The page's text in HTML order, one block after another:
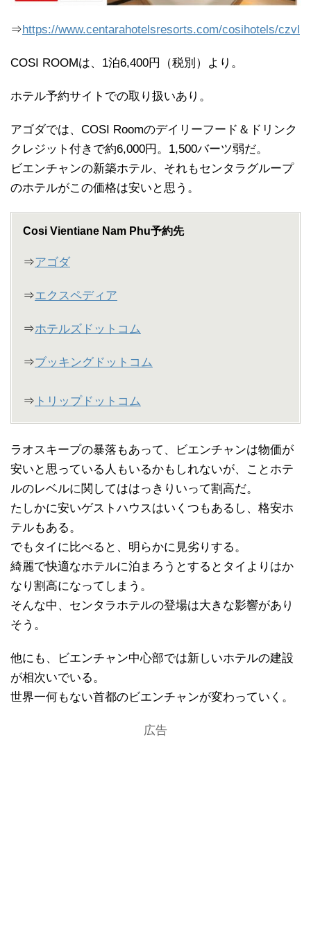
⇒https://www.centarahotelsresorts.com/cosihotels/czvl
COSI ROOMは、1泊6,400円（税別）より。
ホテル予約サイトでの取り扱いあり。
アゴダでは、COSI Roomのデイリーフード＆ドリンク
クレジット付きで約6,000円。1,500バーツ弱だ。
ビエンチャンの新築ホテル、それもセンタラグループ
のホテルがこの価格は安いと思う。
Cosi Vientiane Nam Phu予約先
⇒アゴダ
⇒エクスペディア
⇒ホテルズドットコム
⇒ブッキングドットコム
⇒ トリップドットコム
ラオスキープの暴落もあって、ビエンチャンは物価が
安いと思っている人もいるかもしれないが、ことホテ
ルのレベルに関してははっきりいって割高だ。
たしかに安いゲストハウスはいくつもあるし、格安ホ
テルもある。
でもタイに比べると、明らかに見劣りする。
綺麗で快適なホテルに泊まろうとするとタイよりはか
なり割高になってしまう。
そんな中、センタラホテルの登場は大きな影響があり
そう。
他にも、ビエンチャン中心部では新しいホテルの建設
が相次いでいる。
世界一何もない首都のビエンチャンが変わっていく。
広告